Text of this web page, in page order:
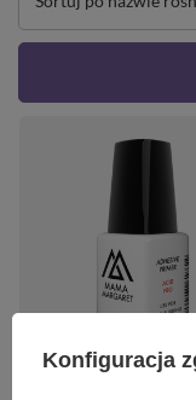
#mama6795 ACID PRO
Konfiguracja